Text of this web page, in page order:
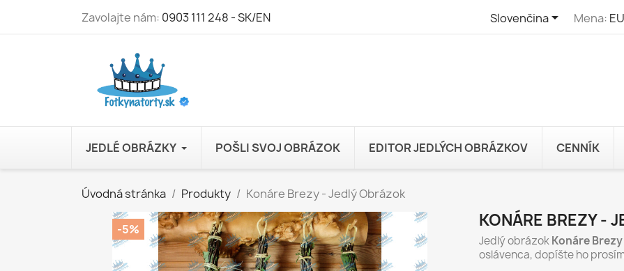
Zavolajte nám: 0903 111 248 - SK/EN Slovenčina Mena:
JEDLÉ OBRÁZKY POŠLI SVOJ OBRÁZOK EDITOR JEDLÝCH OBRÁZKOV CENNÍK
Úvodná stránka Produkty Konáre Brezy - Jedlý Obrázok
-5% KONÁRE BREZY -
Jedlý obrázokKonáre Brezy
oslávenca, dopíšte ho